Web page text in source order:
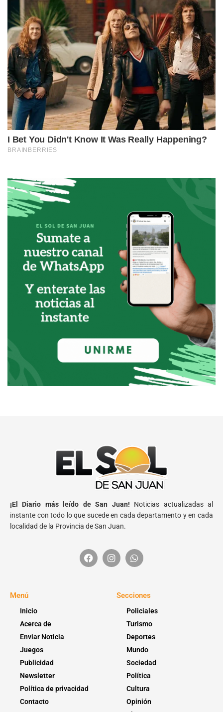
¡El Diario más leído de San Juan! Noticias actualizadas al
instante con todo lo que sucede en cada departamento y en cada
localidad de la Provincia de San Juan.
Menú
Inicio
Acerca de
Enviar Noticia
Juegos
Publicidad
Newsletter
Política de privacidad
Contacto
Secciones
Policiales
Turismo
Deportes
Mundo
Sociedad
Política
Cultura
Opinión